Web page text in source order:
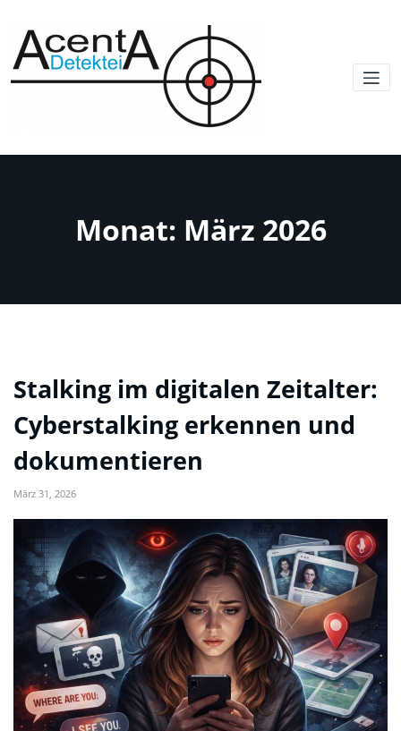
Monat: März 2026
Stalking im digitalen Zeitalter:
Cyberstalking erkennen und
dokumentieren
März 31, 2026